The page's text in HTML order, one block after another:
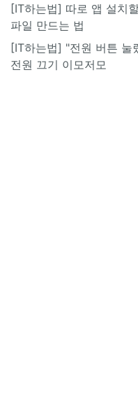
[IT하는법] 따로 앱 설치
파일 만드는 법
[IT하는법] "전원 버튼 눌
전원 끄기 이모저모